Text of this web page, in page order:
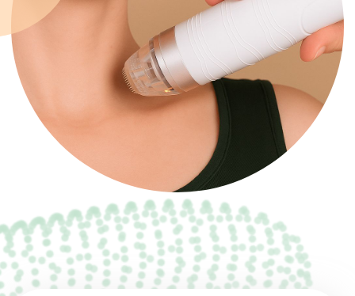
Заполните форму и мы свяжемся
с вами в ближайшее рабочее время
Ваше имя
Отправить
Отправляя форму, вы даете
согласие
Клиника на Маршала Жукова, 156
Ежедневно с 9:00 до 20:00